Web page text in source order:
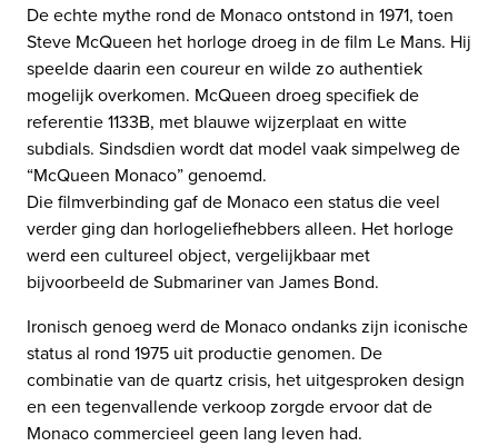
De echte mythe rond de Monaco ontstond in 1971, toen
Steve McQueen het horloge droeg in de film Le Mans. Hij
speelde daarin een coureur en wilde zo authentiek
mogelijk overkomen. McQueen droeg specifiek de
referentie 1133B, met blauwe wijzerplaat en witte
subdials. Sindsdien wordt dat model vaak simpelweg de
“McQueen Monaco” genoemd.
Die filmverbinding gaf de Monaco een status die veel
verder ging dan horlogeliefhebbers alleen. Het horloge
werd een cultureel object, vergelijkbaar met
bijvoorbeeld de Submariner van James Bond.
Ironisch genoeg werd de Monaco ondanks zijn iconische
status al rond 1975 uit productie genomen. De
combinatie van de quartz crisis, het uitgesproken design
en een tegenvallende verkoop zorgde ervoor dat de
Monaco commercieel geen lang leven had.